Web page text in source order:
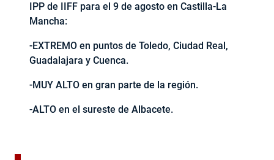
IPP de IIFF para el 9 de agosto en Castilla-La
Mancha:
-EXTREMO en puntos de Toledo, Ciudad Real,
Guadalajara y Cuenca.
-MUY ALTO en gran parte de la región.
-ALTO en el sureste de Albacete.